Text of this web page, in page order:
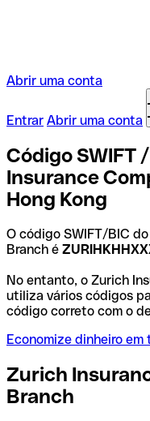
Abrir uma conta
Entrar Abrir uma conta
Código SWIFT
Insurance
Hong Kong
O código SWIFT/BIC
Branch é
No entanto, o Zurich
utiliza vários códigos
código correto com o
Economize dinheiro
Zurich
Branch